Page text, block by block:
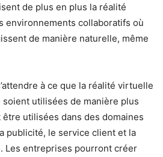
de plus en plus la réalité
environnements collaboratifs où
de manière naturelle, même
à ce que la réalité virtuelle
utilisées de manière plus
utilisées dans des domaines
publicité, le service client et la
Les entreprises pourront créer